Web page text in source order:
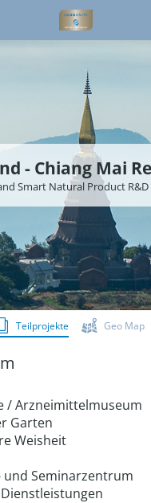
- Chiang Mai
Smart Natural Product
Teilprojekte Geo Map
/ Arzneimittelmuseum
Garten
Weisheit
und Seminarzentrum